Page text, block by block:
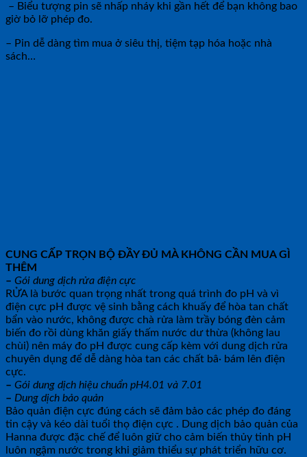
– Biểu tượng pin sẽ nhấp nháy khi gần hết để bạn không bao
giờ bỏ lỡ phép đo.
– Pin dễ dàng tìm mua ở siêu thị, tiệm tạp hóa hoặc nhà
sách…
CUNG CẤP TRỌN BỘ ĐẦY ĐỦ MÀ KHÔNG CẦN MUA GÌ
THÊM
– Gói dung dịch rửa điện cực
RỬA là bước quan trọng nhất trong quá trình đo pH và vì
điện cực pH được vệ sinh bằng cách khuấy để hòa tan chất
bẩn vào nước, không được chà rửa làm trầy bóng đèn cảm
biến đo rồi dùng khăn giấy thấm nước dư thừa (không lau
chùi) nên máy đo pH được cung cấp kèm với dung dịch rửa
chuyên dụng để dễ dàng hòa tan các chất bâ· bám lên điện
cực.
– Gói dung dịch hiệu chuẩn pH4.01 và 7.01
– Dung dịch bảo quản
Bảo quản điện cực đúng cách sẽ đảm bảo các phép đo đáng
tin cậy và kéo dài tuổi thọ điện cực . Dung dịch bảo quản của
Hanna được đặc chế để luôn giữ cho cảm biến thủy tinh pH
luôn ngậm nước trong khi giảm thiểu sự phát triển hữu cơ.